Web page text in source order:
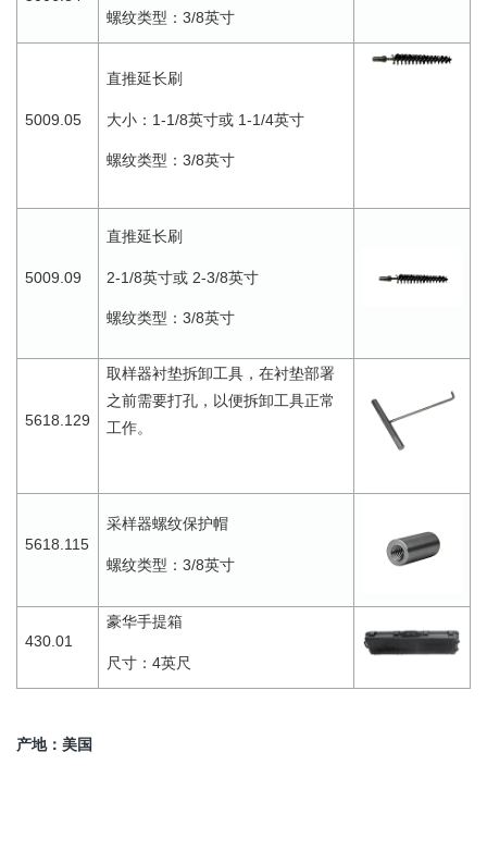
螺纹类型： 3/8英寸
5009.05
直推延长刷
大小： 1-1/8英寸或 1-1/4英寸
螺纹类型： 3/8英寸
5009.09
直推延长刷
2-1/8英寸或 2-3/8英寸
螺纹类型： 3/8英寸
5618.129
取样器衬垫拆卸工具，在衬垫部署
之前需要打孔，以便拆卸工具正常
工作。
5618.115
采样器螺纹保护帽
螺纹类型： 3/8英寸
430.01
豪华手提箱
尺寸： 4英尺
产地：美国